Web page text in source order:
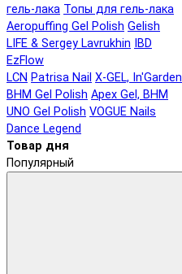
гель-лака Топы для гель-лака
Aeropuffing Gel Polish Gelish
LIFE & Sergey Lavrukhin
IBD
EzFlow
LCN Patrisa Nail X-GEL, In'Garden
BHM Gel Polish Apex Gel, BHM
UNO Gel Polish VOGUE Nails
Dance Legend
Товар дня
Популярный